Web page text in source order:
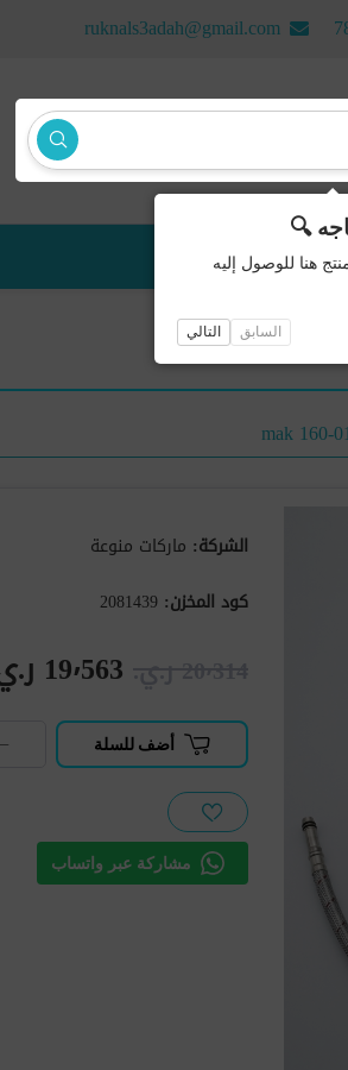
ruknals3adah@gmail.com
منتجات جديدة
الشركة: ماركات منوعة
كود المخزن: 2081439
19٬563 ر.ي.‏
أضف للسلة
مشاركة عبر واتساب
🔍
هنا للوصول إليه
السابق التالي